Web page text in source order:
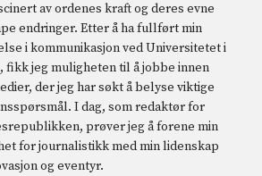
av ordenes kraft og deres evne
endringer. Etter å ha fullført min
i kommunikasjon ved Universitetet i
fikk jeg muligheten til å jobbe innen
der jeg har søkt å belyse viktige
I dag, som redaktør for
prøver jeg å forene min
for journalistikk med min lidenskap
og eventyr.